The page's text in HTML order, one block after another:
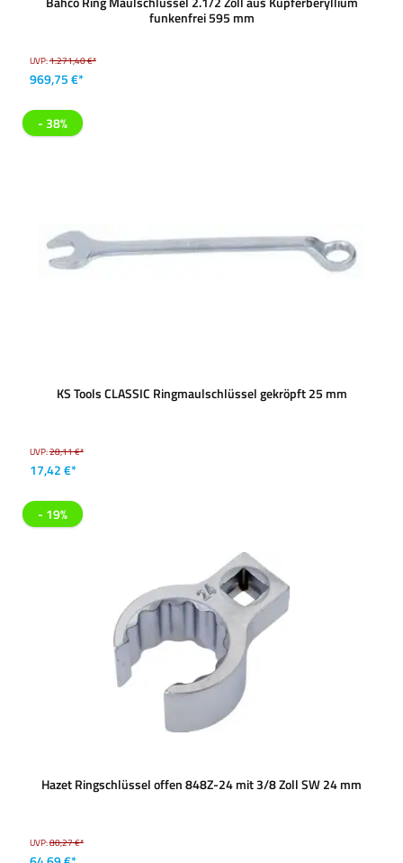
funkenfrei 595 mm
UVP:1.271,40 €*
969,75 €*
- 38%
KS Tools CLASSIC Ringmaulschlüssel gekröpft 25 mm
UVP:28,11 €*
17,42 €*
- 19%
Hazet Ringschlüssel offen 848Z-24 mit 3/8 Zoll SW 24 mm
UVP:80,27 €*